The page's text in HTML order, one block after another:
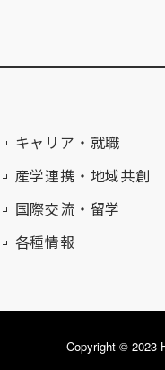
キャリア・就職
産学連携・地域共創
国際交流・留学
各種情報
Copyright © 2023